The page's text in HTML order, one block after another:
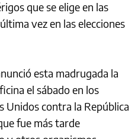
que se elige en las
vez en las elecciones
esta madrugada la
el sábado en los
Unidos contra la República
fue más tarde